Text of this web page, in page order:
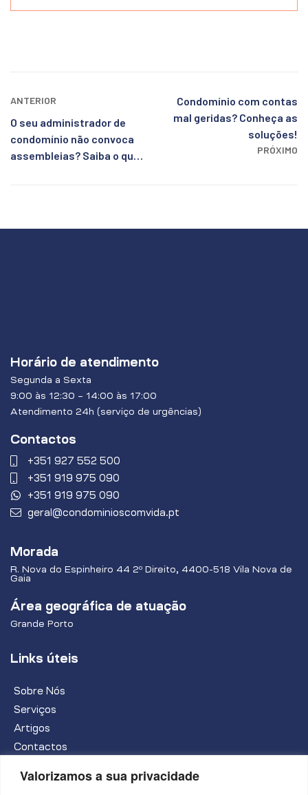
Valorizamos a sua privacidade
ANTERIOR
O seu administrador de
condomínio não convoca
assembleias? Saiba o que
PRÓXIMO
Condomínio com contas
mal geridas? Conheça as
soluções!
Horário de atendimento
Segunda a Sexta
9:00 às 12:30 – 14:00 às 17:00
Atendimento 24h (serviço de urgências)
Contactos
+351 927 552 500
+351 919 975 090
+351 919 975 090
geral@condominioscomvida.pt
Morada
R. Nova do Espinheiro 44 2º Direito, 4400-518 Vila Nova de
Gaia
Área geográfica de atuação
Grande Porto
Links úteis
Sobre Nós
Serviços
Artigos
Contactos